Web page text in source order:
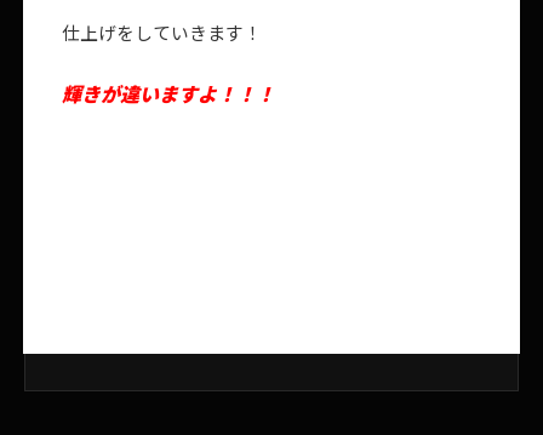
仕上げをしていきます！
輝きが違いますよ！！！